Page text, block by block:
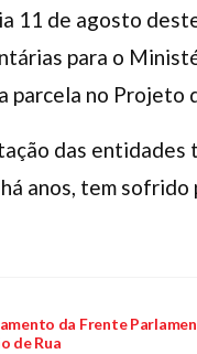
11 de agosto
para o
parcela no Projeto
das entidades
anos, tem
da Frente
de Rua